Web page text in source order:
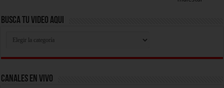
Busca Tu Video Aqui
Aqui
Canales En Vivo